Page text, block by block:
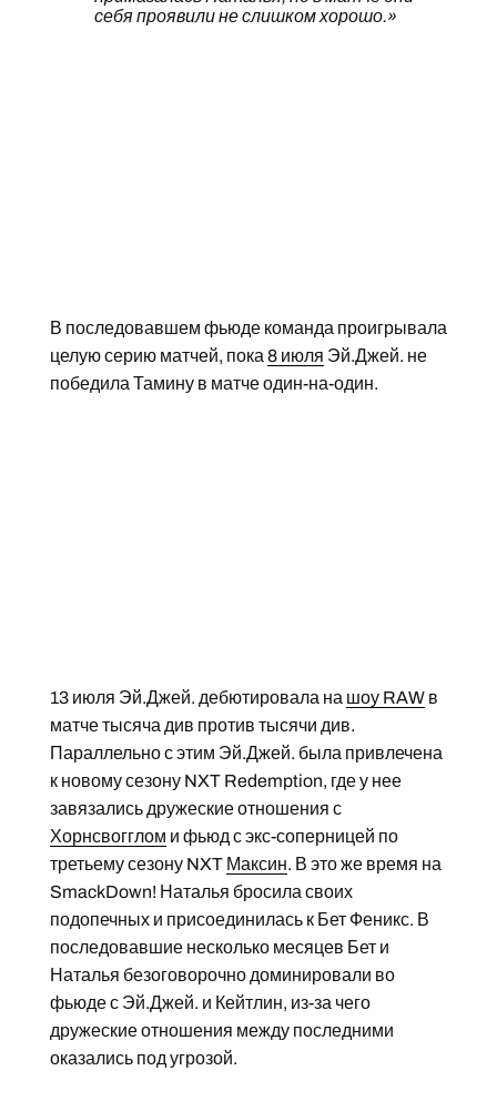
себя проявили не слишком хорошо.»
В последовавшем фьюде команда проигрывала
целую серию матчей, пока 8 июля Эй.Джей. не
победила Тамину в матче один-на-один.
13 июля Эй.Джей. дебютировала на шоу RAWв
матче тысяча див против тысячи див.
Параллельно с этим Эй.Джей. была привлечена
к новому сезону NXT Redemption, где у нее
завязались дружеские отношения с
Хорнсвогглом и фьюд с экс-соперницей по
третьему сезону NXT Максин. В это же время на
SmackDown! Наталья бросила своих
подопечных и присоединилась к Бет Феникс. В
последовавшие несколько месяцев Бет и
Наталья безоговорочно доминировали во
фьюде с Эй.Джей. и Кейтлин, из-за чего
дружеские отношения между последними
оказались под угрозой.